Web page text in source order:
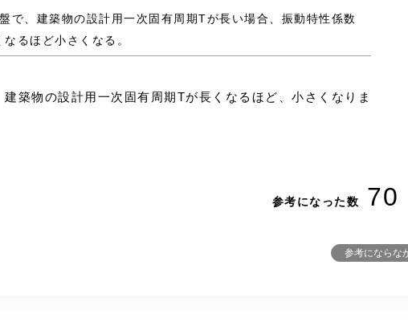
で、建築物の設計用一次固有周期Tが長い場合、振動特性係数
るほど小さくなる。
築物の設計用一次固有周期Tが長くなるほど、小さくなりま
参考になった数 70
参考にならな